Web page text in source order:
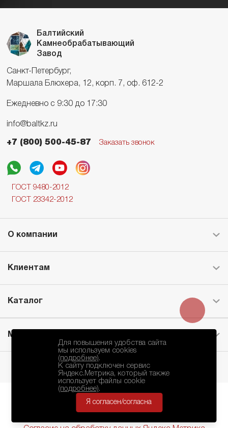
Балтийский
Камнеобрабатывающий
Завод
Санкт-Петербург,
Маршала Блюхера, 12, корп. 7, оф. 612-2
Ежедневно с 9:30 до 17:30
info@baltkz.ru
+7 (800) 500-45-87 Заказать звонок
ГОСТ 9480-2012
ГОСТ 23342-2012
О компании
Клиентам
Каталог
Месторождение
БКЗ © 2010-2024.
Для повышения удобства сайта
мы используем cookies
(подробнее).
К сайту подключен сервис
Яндекс.Метрика, который также
использует файлы cookie
(подробнее).
Я согласен/согласна